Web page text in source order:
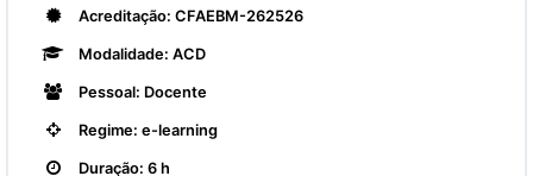
Acreditação: CFAEBM-262526
Modalidade: ACD
Pessoal: Docente
Regime: e-learning
Duração: 6 h